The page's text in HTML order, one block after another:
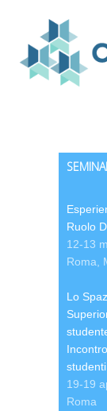
Ruolo
12-13
Roma,
Lo
19-19
Roma